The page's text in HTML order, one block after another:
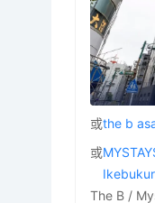
或the b
或
The B /